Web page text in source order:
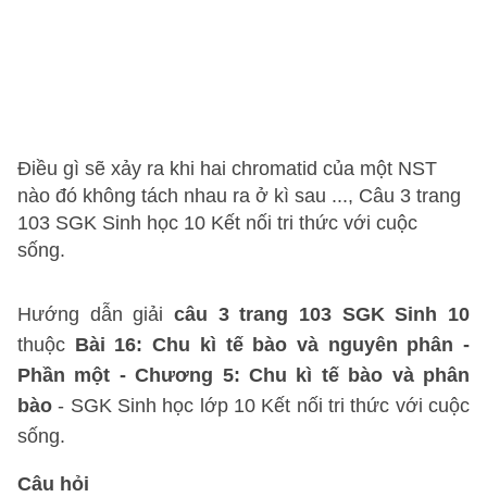
Điều gì sẽ xảy ra khi hai chromatid của một NST
nào đó không tách nhau ra ở kì sau ..., Câu 3 trang
103 SGK Sinh học 10 Kết nối tri thức với cuộc
sống.
Hướng dẫn giải câu 3 trang 103 SGK Sinh 10
thuộc Bài 16: Chu kì tế bào và nguyên phân -
Phần một - Chương 5: Chu kì tế bào và phân
bào - SGK Sinh học lớp 10 Kết nối tri thức với cuộc
sống.
Câu hỏi